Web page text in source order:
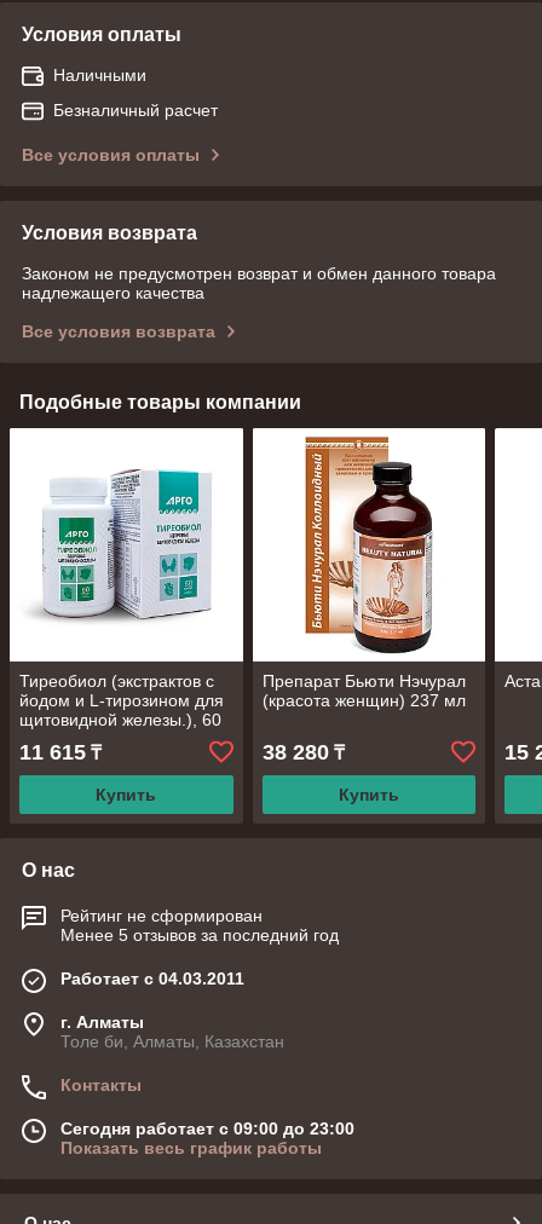
Условия оплаты
Наличными
Безналичный расчет
Все условия оплаты
Условия возврата
Законом не предусмотрен возврат и обмен данного товара
надлежащего качества
Все условия возврата
Подобные товары компании
Тиреобиол (экстрактов с
йодом и L-тирозином для
щитовидной железы.), 60
11 615 ₸
Купить
Препарат Бьюти Нэчурал
(красота женщин) 237 мл
38 280₸
Купить
15
О нас
Рейтинг не сформирован
Менее 5 отзывов за последний год
Работает с 04.03.2011
г. Алматы
Толе би, Алматы, Казахстан
Контакты
Сегодня работает с 09:00 до 23:00
Показать весь график работы